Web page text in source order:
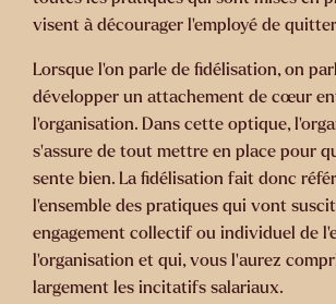
visent à décourager l’employé de
Lorsque l’on parle de fidélisation, on
développer un attachement de cœur
l’organisation. Dans cette optique,
s’assure de tout mettre en place pour
sente bien. La fidélisation fait donc
l’ensemble des pratiques qui vont
engagement collectif ou individuel de
l’organisation et qui, vous l’aurez
largement les incitatifs salariaux.